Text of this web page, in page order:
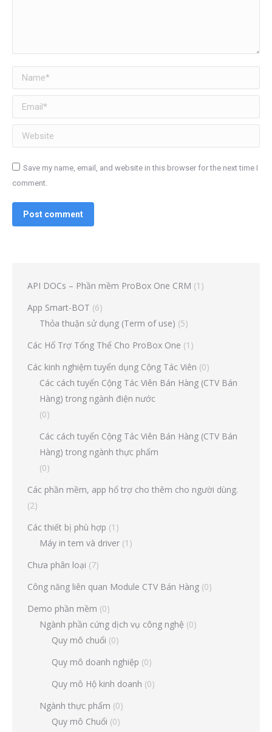
Name *
Email *
Website
Save my name, email, and website in this browser for the next time I
comment.
Post comment
API DOCs – Phần mềm ProBox One CRM (1)
App Smart-BOT (6)
Thỏa thuận sử dụng (Term of use) (5)
Các Hổ Trợ Tổng Thể Cho ProBox One (1)
Các kinh nghiệm tuyển dụng Cộng Tác Viên (0)
Các cách tuyển Cộng Tác Viên Bán Hàng (CTV Bán
Hàng) trong ngành điện nước
(0)
Các cách tuyển Cộng Tác Viên Bán Hàng (CTV Bán
Hàng) trong ngành thực phẩm
(0)
Các phần mềm, app hổ trợ cho thêm cho người dùng.
(2)
Các thiết bị phù hợp (1)
Máy in tem và driver (1)
Chưa phân loại (7)
Công năng liên quan Module CTV Bán Hàng (0)
Demo phần mềm (0)
Ngành phần cứng dịch vụ công nghệ (0)
Quy mô chuổi (0)
Quy mô doanh nghiệp (0)
Quy mô Hộ kinh doanh (0)
Ngành thực phẩm (0)
Quy mô Chuổi (0)